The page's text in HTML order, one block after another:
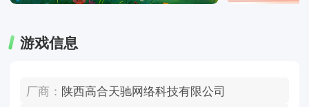
游戏信息
厂商： 陕西高合天驰网络科技有限公司